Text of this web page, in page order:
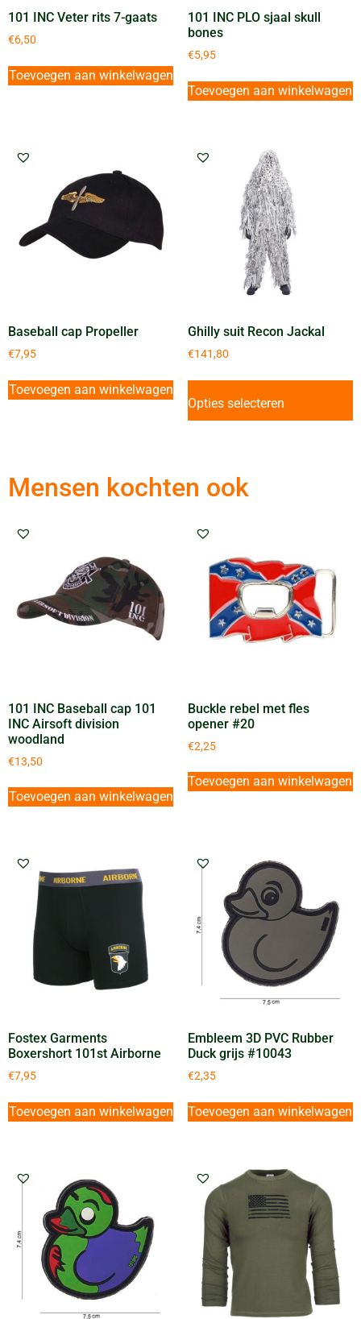
101 INC Veter rits 7-gaats
€6,50
Toevoegen aan winkelwagen
101 INC PLO sjaal skull
bones
€5,95
Toevoegen aan winkelwagen
Baseball cap Propeller
€7,95
Toevoegen aan winkelwagen
Ghilly suit Recon Jackal
€141,80
Opties selecteren
Mensen kochten ook
101 INC Baseball cap 101
INC Airsoft division
woodland
€13,50
Toevoegen aan winkelwagen
Buckle rebel met fles
opener #20
€2,25
Toevoegen aan winkelwagen
Fostex Garments
Boxershort 101st Airborne
€7,95
Toevoegen aan winkelwagen
Embleem 3D PVC Rubber
Duck grijs #10043
€2,35
Toevoegen aan winkelwagen